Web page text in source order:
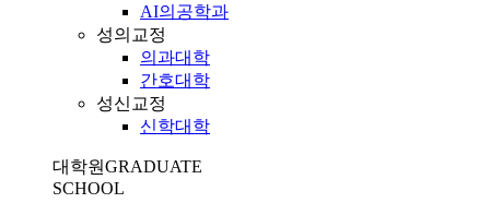
AI의공학과
성의교정
의과대학
간호대학
성신교정
신학대학
대학원GRADUATE
SCHOOL